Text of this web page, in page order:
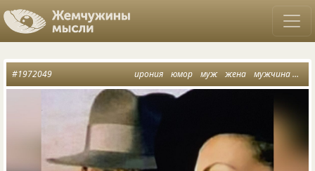
ирония юмор муж жена мужчина и женщина
#1972049